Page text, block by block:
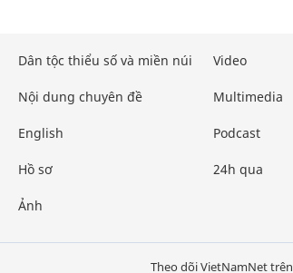
Dân tộc thiểu số và miền núi
Nội dung chuyên đề
English
Hồ sơ
Ảnh
Video
Multimedia
Podcast
24h qua
Theo dõi VietNamNet trên